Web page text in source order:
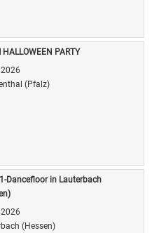
PARTY
(Pfalz)
Dancefloor in Lauterbach
(Hessen)